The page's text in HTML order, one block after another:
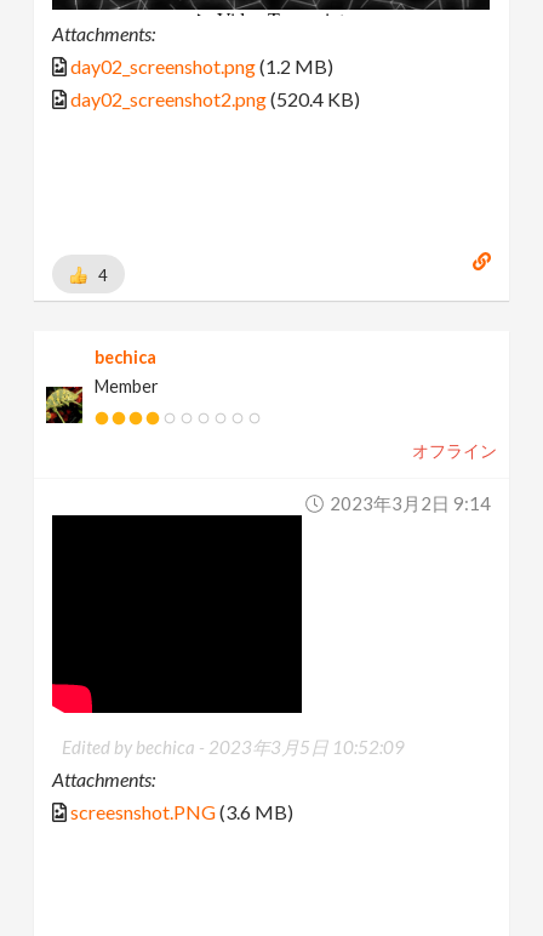
Attachments:
day02_screenshot.png(1.2 MB)
day02_screenshot2.png(520.4 KB)
4
bechica
Member
オフライン
2023年3月2日 9:14
Edited by bechica - 2023年3月5日 10:52:09
Attachments:
screesnshot.PNG(3.6 MB)